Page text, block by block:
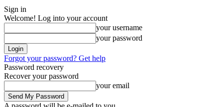
Sign in
Welcome! Log into your account
your username
your password
Forgot your password? Get help
Password recovery
Recover your password
your email